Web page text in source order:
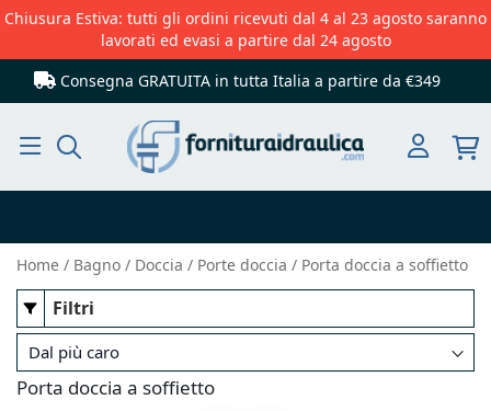
Chiusura Estiva: tutti gli ordini ricevuti dal 4 al 23 agosto saranno
lavorati ed evasi a partire dal 24 agosto
Consegna GRATUITA in tutta Italia a partire da €349
Home Bagno Doccia Porte doccia Porta doccia a soffietto
Porta doccia a soffietto
Filtri